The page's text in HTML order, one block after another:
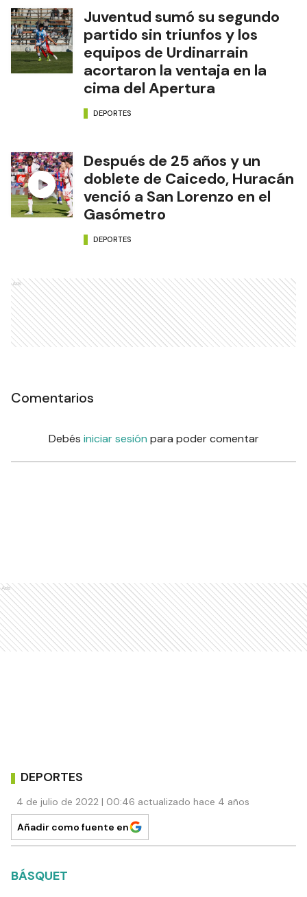
Juventud sumó su segundo
partido sin triunfos y los
equipos de Urdinarrain
acortaron la ventaja en la
cima del Apertura
DEPORTES
Después de 25 años y un
doblete de Caicedo, Huracán
venció a San Lorenzo en el
Gasómetro
DEPORTES
Ads
Comentarios
Debés iniciar sesión para poder comentar
Ads
DEPORTES
4 de julio de 2022 | 00:46 actualizado hace 4 años
Añadir como fuente en
BÁSQUET